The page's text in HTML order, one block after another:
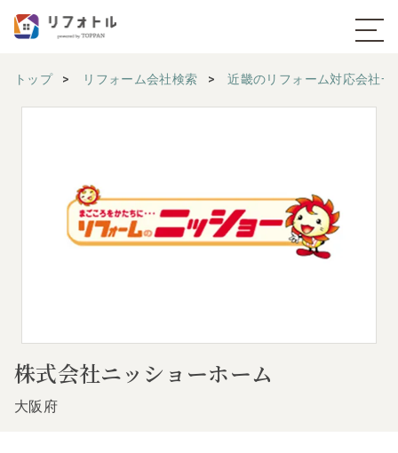
トップ リフォーム会社検索 近畿のリフォーム対応会社一
株式会社ニッショーホーム
大阪府